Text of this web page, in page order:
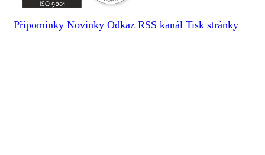
Připomínky Novinky Odkaz RSS kanál Tisk stránky